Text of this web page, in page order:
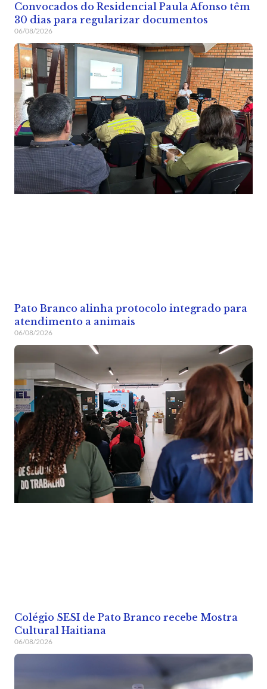
Convocados do Residencial Paula Afonso têm
30 dias para regularizar documentos
06/08/2026
Pato Branco alinha protocolo integrado para
atendimento a animais
06/08/2026
Colégio SESI de Pato Branco recebe Mostra
Cultural Haitiana
06/08/2026